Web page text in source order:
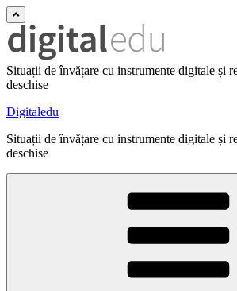
Situații de învățare cu instrumente digitale și
deschise
Digitaledu
Situații de învățare cu instrumente digitale și
deschise